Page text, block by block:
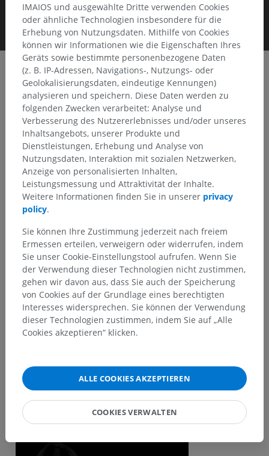
Clinical Case Channel IMAIOS
Album: Gehirn
Keyframes
IMAIOS und ausgewählte Dritte verwenden Cookies
oder ähnliche Technologien insbesondere für die
Erhebung von Nutzungsdaten. Mithilfe von Cookies
können wir Informationen wie die Eigenschaften Ihres
Geräts sowie bestimmte personenbezogene Daten
(z. B. IP-Adressen, Navigations-, Nutzungs- oder
Geolokalisierungsdaten, eindeutige Kennungen)
analysieren und speichern. Diese Daten werden zu
folgenden Zwecken verarbeitet: Analyse und
Verbesserung des Nutzererlebnisses und/oder unseres
Inhaltsangebots, unserer Produkte und
Dienstleistungen, Erhebung und Analyse von
Nutzungsdaten, Interaktion mit sozialen Netzwerken,
Anzeige von personalisierten Inhalten,
Leistungsmessung und Attraktivität der Inhalte.
Weitere Informationen finden Sie in unserer privacy
policy.
Sie können Ihre Zustimmung jederzeit nach freiem
Ermessen erteilen, verweigern oder widerrufen, indem
Sie unser Cookie-Einstellungstool aufrufen. Wenn Sie
der Verwendung dieser Technologien nicht zustimmen,
gehen wir davon aus, dass Sie auch der Speicherung
von Cookies auf der Grundlage eines berechtigten
Interesses widersprechen. Sie können der Verwendung
dieser Technologien zustimmen, indem Sie auf „Alle
Cookies akzeptieren“ klicken.
ALLE COOKIES AKZEPTIEREN
COOKIES VERWALTEN